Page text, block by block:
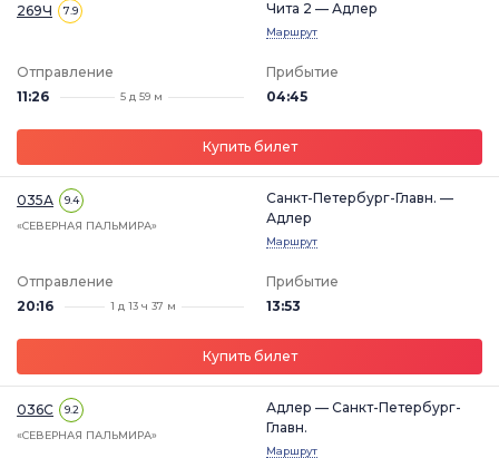
269Ч 7.9 Чита 2 — Адлер
Маршрут
Отправление
11:26
5 д 59 м
Прибытие
04:45
Купить билет
035А 9.4
«СЕВЕРНАЯ ПАЛЬМИРА»
Санкт-Петербург-Главн. —
Адлер
Маршрут
Отправление
20:16
1 д 13 ч 37 м
Прибытие
13:53
Купить билет
036С 9.2
«СЕВЕРНАЯ ПАЛЬМИРА»
Адлер — Санкт-Петербург-
Главн.
Маршрут